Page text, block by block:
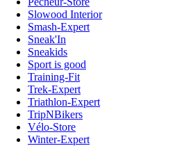
Slowood Interior
Smash-Expert
Sneak'In
Sneakids
Sport is good
Training-Fit
Trek-Expert
Triathlon-Expert
TripNBikers
Vélo-Store
Winter-Expert